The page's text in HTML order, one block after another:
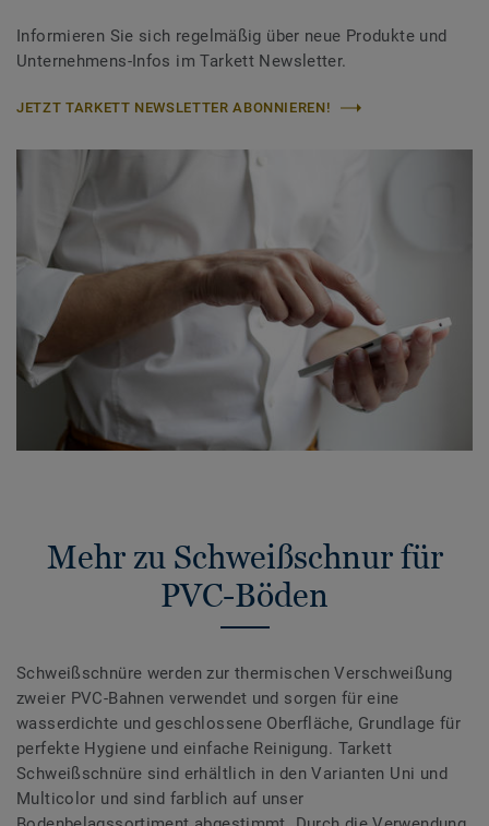
Informieren Sie sich regelmäßig über neue Produkte und
Unternehmens-Infos im Tarkett Newsletter.
JETZT TARKETT NEWSLETTER ABONNIEREN!
Mehr zu Schweißschnur für
PVC-Böden
Schweißschnüre werden zur thermischen Verschweißung
zweier PVC-Bahnen verwendet und sorgen für eine
wasserdichte und geschlossene Oberfläche, Grundlage für
perfekte Hygiene und einfache Reinigung. Tarkett
Schweißschnüre sind erhältlich in den Varianten Uni und
Multicolor und sind farblich auf unser